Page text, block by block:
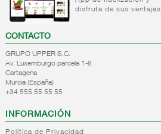
disfruta de sus ventajas
CONTACTO
GRUPO UPPER S.C.
Av. Luxemburgo parcela 1-6
Cartagena
Murcia (España)
+34 555 55 55 55
INFORMACIÓN
Política de Privacidad